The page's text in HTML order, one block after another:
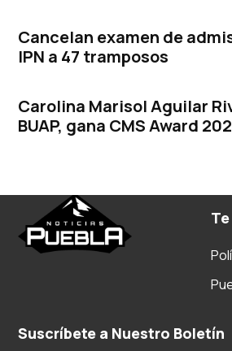
Cancelan examen de
IPN a 47 tramposos
Carolina Marisol Aguilar
BUAP, gana CMS Award
Suscríbete a Nuestro Boletín